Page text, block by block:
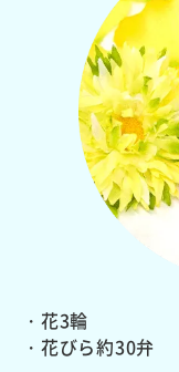
・花3輪
・花びら約30弁